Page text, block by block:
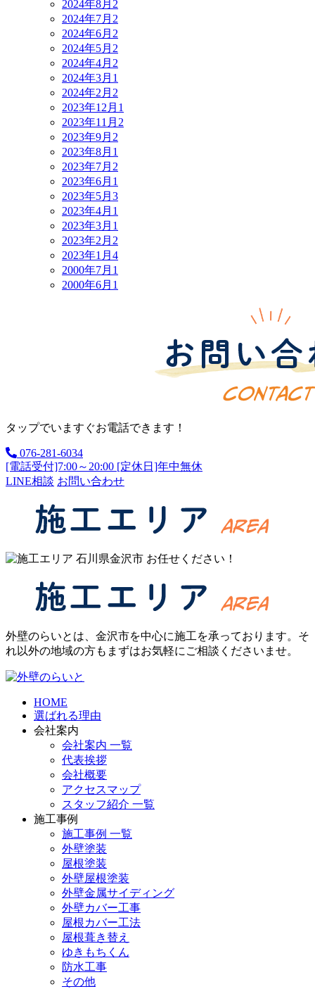
2024年8月 2
2024年7月 2
2024年6月 2
2024年5月 2
2024年4月 2
2024年3月 1
2024年2月 2
2023年12月 1
2023年11月 2
2023年9月 2
2023年8月 1
2023年7月 2
2023年6月 1
2023年5月 3
2023年4月 1
2023年3月 1
2023年2月 2
2023年1月 4
2000年7月 1
2000年6月 1
タップでいますぐお電話できます！
076-281-6034
[電話受付]7:00～20:00 [定休日]年中無休
LINE相談 お問い合わせ
外壁のらいとは、金沢市を中心に施工を承っております。そ
れ以外の地域の方もまずはお気軽にご相談くださいませ。
HOME
選ばれる理由
会社案内
会社案内 一覧
代表挨拶
会社概要
アクセスマップ
スタッフ紹介 一覧
施工事例
施工事例 一覧
外壁塗装
屋根塗装
外壁屋根塗装
外壁金属サイディング
外壁カバー工事
屋根カバー工法
屋根葺き替え
ゆきもちくん
防水工事
その他